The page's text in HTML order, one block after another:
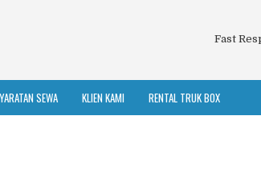
Fast
SEWA KLIEN KAMI RENTAL TRUK BOX